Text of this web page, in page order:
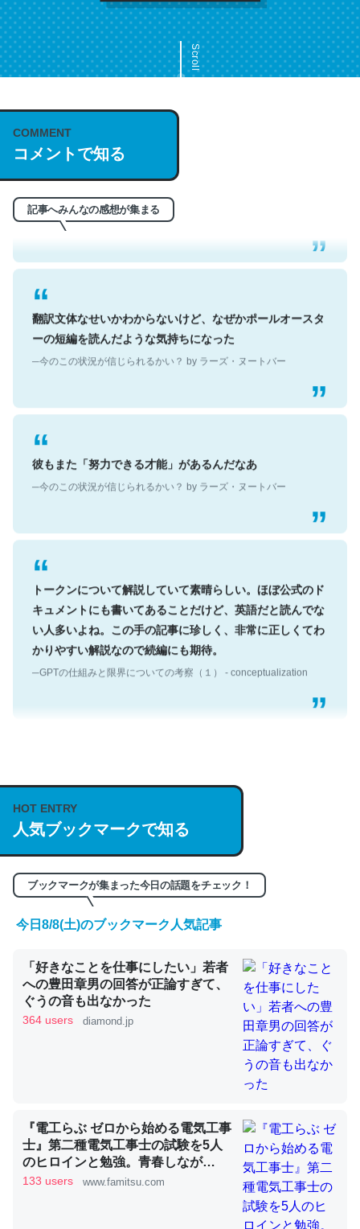
Scroll
COMMENT
コメントで知る
記事へみんなの感想が集まる
これは名文。彼はとてもクレバーなんだろうなと凄く思
う。英語少しでも読める人は原文もお勧め。自分はこの流
れ好き。Let’s Fucking Go. Then Covid hit. Shit.
─今のこの状況が信じられるかい？ by ラーズ・ヌートバー
翻訳文体なせいかわからないけど、なぜかポールオースタ
ーの短編を読んだような気持ちになった
彼もまた「努力できる才能」があるんだなあ
トークンについて解説していて素晴らしい。ほぼ公式のド
キュメントにも書いてあることだけど、英語だと読んでな
い人多いよね。この手の記事に珍しく、非常に正しくてわ
かりやすい解説なので続編にも期待。
説してる記事が少ないので貴重な良記事。/続編来た
https://isobe324649.hatenablog.com/entry/2023/03/27
/064121
─GPTの仕組みと限界についての考察（１） - conceptualization
くらい。小説でいう「ずっと前の伏線」は回収されないけ
ど、短期記憶というには多い分量。進化すればするほど分
かりやすく強くなりそう
昆虫ってカルシウム少ないのか。知らんかった。調べたら
コオロギのカルシウム分はエビの600分の1程度。
─ニュース :: 【研究発表】昆虫学の大問題＝「昆虫はなぜ海にいな
HOT ENTRY
人気ブックマークで知る
ブックマークが集まった今日の話題をチェック！
今日8/8(土)のブックマーク人気記事
「好きなことを仕事にしたい」若者
への豊田章男の回答が正論すぎて、
ぐうの音も出なかった
364 users diamond.jp
『電工らぶ ゼロから始める電気工事
士』第二種電気工事士の試験を5人
のヒロインと勉強。青春しなが
ら“過去問1000問”や“本番形式CBT
133 users www.famitsu.com